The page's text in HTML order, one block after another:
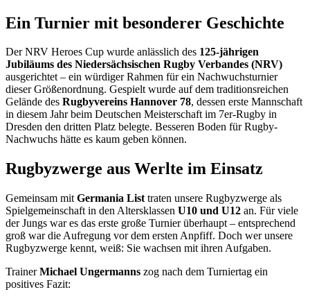
Ein Turnier mit besonderer Geschichte
Der NRV Heroes Cup wurde anlässlich des 125-jährigen
Jubiläums des Niedersächsischen Rugby Verbandes (NRV)
ausgerichtet – ein würdiger Rahmen für ein Nachwuchsturnier
dieser Größenordnung. Gespielt wurde auf dem traditionsreichen
Gelände des Rugbyvereins Hannover 78, dessen erste Mannschaft
in diesem Jahr beim Deutschen Meisterschaft im 7er-Rugby in
Dresden den dritten Platz belegte. Besseren Boden für Rugby-
Nachwuchs hätte es kaum geben können.
Rugbyzwerge aus Werlte im Einsatz
Gemeinsam mit Germania List traten unsere Rugbyzwerge als
Spielgemeinschaft in den Altersklassen U10 und U12 an. Für viele
der Jungs war es das erste große Turnier überhaupt – entsprechend
groß war die Aufregung vor dem ersten Anpfiff. Doch wer unsere
Rugbyzwerge kennt, weiß: Sie wachsen mit ihren Aufgaben.
TrainerMichael Ungermanns zog nach dem Turniertag ein
positives Fazit: